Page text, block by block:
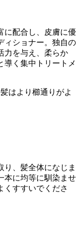
に配合し、皮膚に優
ィショナー。独自の
力を与え、柔らか
導く集中トリートメ
はより櫛通りがよ
り、髪全体になじま
本に均等に馴染ませ
くすすいでくださ